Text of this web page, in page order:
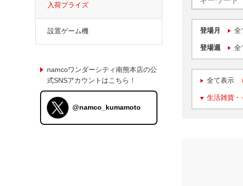
登場月 全
登場週 全
全て表示
生活雑貨・
入荷プライズ
設置ゲーム機
namcoワンダーシティ南熊本店の公
式SNSアカウントはこちら！
@namco_kumamoto